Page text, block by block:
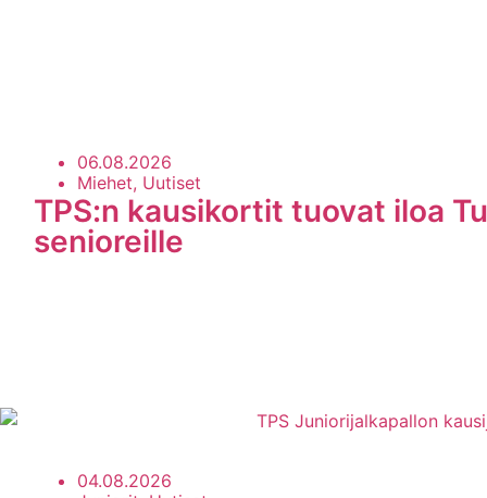
06.08.2026
Miehet, Uutiset
TPS:n kausikortit tuovat iloa
senioreille
04.08.2026